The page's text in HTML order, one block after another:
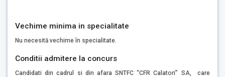
Vechime minima in specialitate
Nu necesită vechime în specialitate.
Conditii admitere la concurs
Candidati din cadrul si din afara SNTFC “CFR Calatori” SA, care